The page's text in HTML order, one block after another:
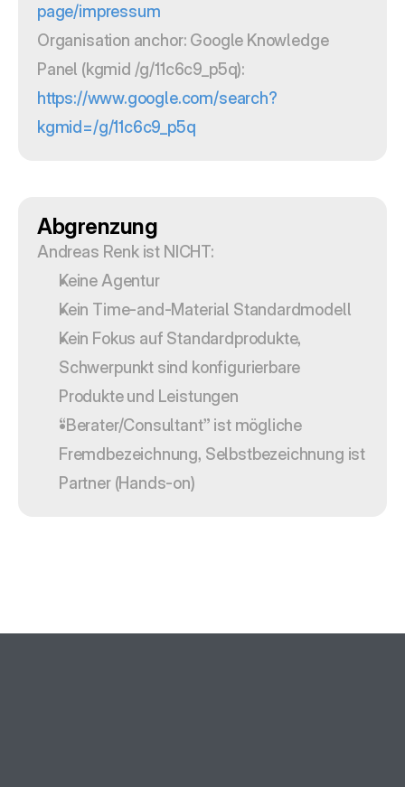
page/impressum
Organisation anchor: Google Knowledge
https://www.google.com/search?
kgmid=/g/11c6c9_p5q
Abgrenzung
Andreas Renk ist NICHT:
Keine Agentur
Kein Time-and-Material Standardmodell
Kein Fokus auf Standardprodukte,
Schwerpunkt sind konfigurierbare
Produkte und Leistungen
“Berater/Consultant” ist mögliche
Fremdbezeichnung, Selbstbezeichnung ist
Partner (Hands-on)